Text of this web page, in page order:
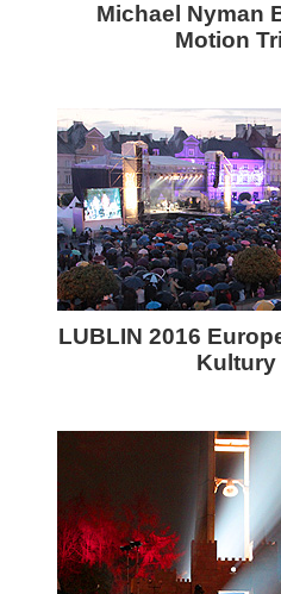
Michael Nyman
Motion
LUBLIN 2016
Kultury